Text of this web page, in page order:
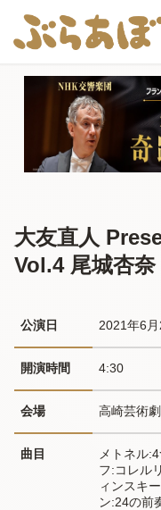
大友直人
Vol.4 尾城杏奈
公演日 2021年6
開演時間 4:30
会場 高崎芸術
曲目
メトネル
フ:コレル
ィンスキ
ン:24の前